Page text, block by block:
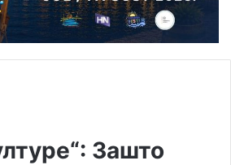
Зашто